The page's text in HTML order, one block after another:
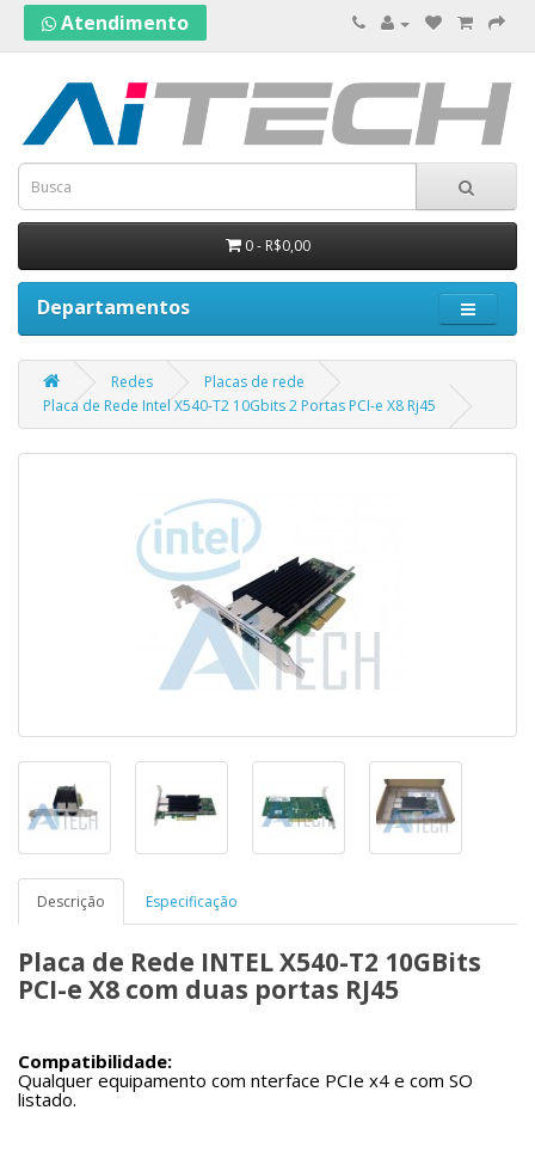
Atendimento
0 - R$0,00
Departamentos
Redes
Placas de rede
Placa de Rede Intel X540-T2 10Gbits 2 Portas PCI-e X8 Rj45
Descrição Especificação
Placa de Rede INTEL X540-T2 10GBits
PCI-e X8 com duas portas RJ45
Compatibilidade:
Qualquer equipamento com nterface PCIe x4 e com SO
listado.